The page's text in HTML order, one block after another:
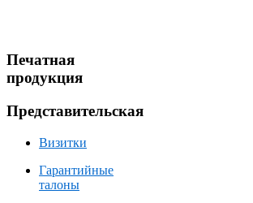
Печатная
продукция
Представительская
Визитки
Гарантийные
талоны